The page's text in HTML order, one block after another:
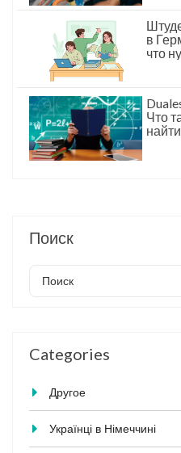
в
что
Что
Поиск
Categories
Другое
Українці в Німеччині